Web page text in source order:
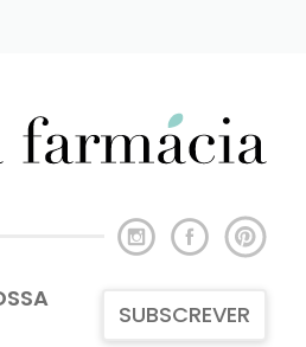
SUBSCREVER